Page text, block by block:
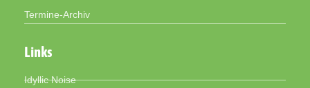
Termine-Archiv
Links
Idyllic Noise